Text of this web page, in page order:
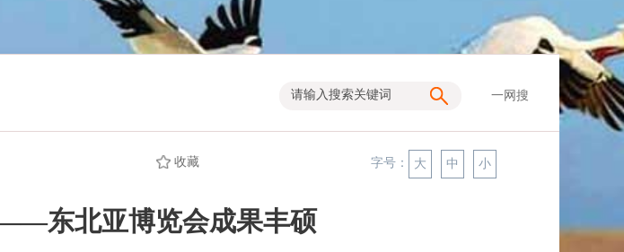
一网搜
收藏 字号： 大 中 小
东北亚博览会成果丰硕